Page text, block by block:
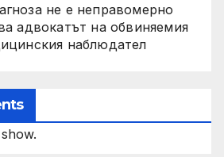
не е неправомерно
адвокатът на обвиняемия
наблюдател